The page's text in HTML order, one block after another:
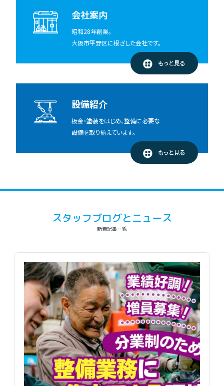
会社案内
昭和28年創業。
大阪市平野区に根ざした会社です。
もっと見る
設備紹介
板金・塗装をはじめ、整備に必要な
設備を取り揃えています。
もっと見る
スタッフブログとニュース
新着記事一覧